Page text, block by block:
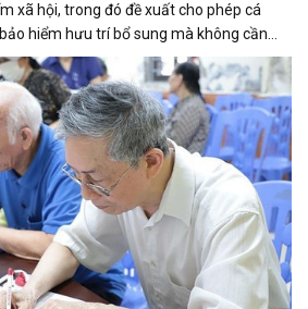
xã hội, trong đó đề xuất cho phép cá
hiểm hưu trí bổ sung mà không cần
lao động. Dự thảo cũng điều chỉnh cách
xã hội nhằm bảo đảm quyền lợi cho